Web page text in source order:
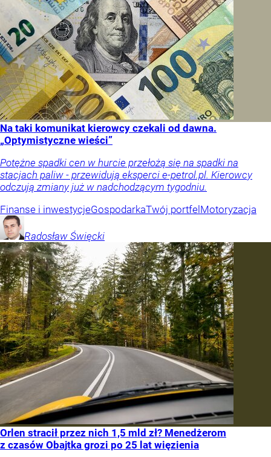
Na taki komunikat kierowcy czekali od dawna.
„Optymistyczne wieści”
Potężne spadki cen w hurcie przełożą się na spadki na
stacjach paliw - przewidują eksperci e-petrol.pl. Kierowcy
odczują zmiany już w nadchodzącym tygodniu.
Finanse i inwestycjeGospodarkaTwój portfelMotoryzacja
Radosław Święcki
Orlen stracił przez nich 1,5 mld zł? Menedżerom
z czasów Obajtka grozi po 25 lat więzienia